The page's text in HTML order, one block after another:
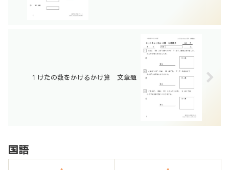
１けたの数をかけるかけ算 文章題
国語